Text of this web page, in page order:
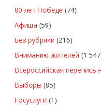
80 лет Победе (74)
Афиша (59)
Без рубрики (216)
Вниманию жителей (1
Всероссийская перепись
Выборы (85)
Госуслуги (1)